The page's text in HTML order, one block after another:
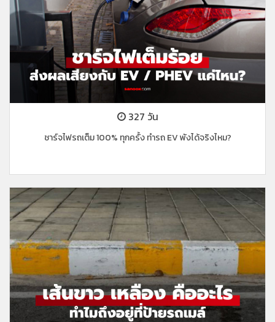
327 วัน
ชาร์จไฟรถเต็ม 100% ทุกครั้ง ทำรถ EV พังได้จริงไหม?